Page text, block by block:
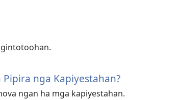
nga Kapiyestahan?
ngan ha mga kapiyestahan.